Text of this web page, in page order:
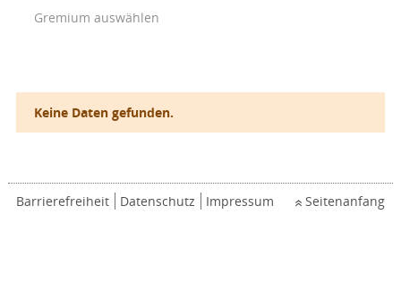
Gremium auswählen
Keine Daten gefunden.
Barrierefreiheit Datenschutz Impressum Seitenanfang